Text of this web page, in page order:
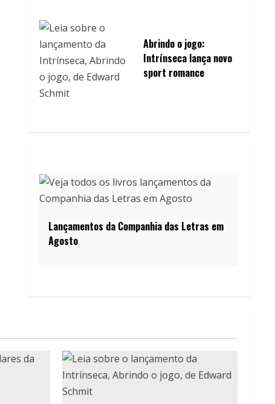
Abrindo o jogo:
Intrínseca lança novo
sport romance
Lançamentos da Companhia das Letras em
Agosto